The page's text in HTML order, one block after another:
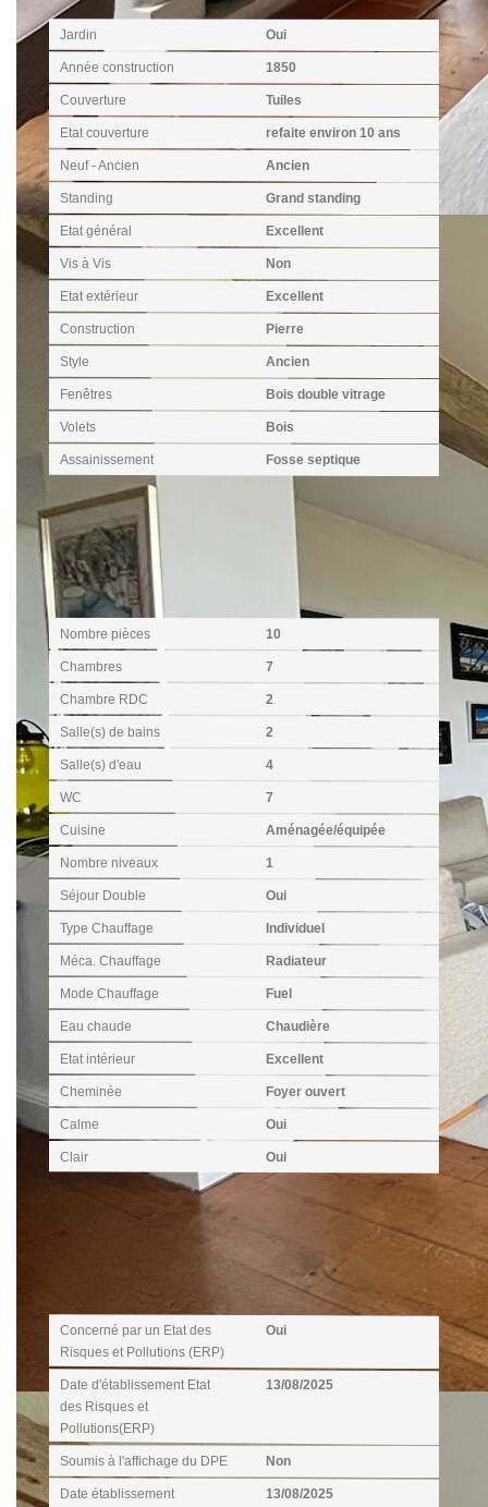
Jardin Oui
Année construction 1850
Couverture Tuiles
Etat couverture refaite environ 10 ans
Neuf - Ancien Ancien
Standing Grand standing
Etat général Excellent
Vis à Vis Non
Etat extérieur Excellent
Construction Pierre
Style Ancien
Fenêtres Bois double vitrage
Volets Bois
Assainissement Fosse septique
Intérieur
Nombre pièces 10
Chambres 7
Chambre RDC 2
Salle(s) de bains 2
Salle(s) d'eau 4
WC 7
Cuisine Aménagée/équipée
Nombre niveaux 1
Séjour Double Oui
Type Chauffage Individuel
Méca. Chauffage Radiateur
Mode Chauffage Fuel
Eau chaude Chaudière
Etat intérieur Excellent
Cheminée Foyer ouvert
Calme Oui
Clair Oui
Concerné par un Etat des
Risques et Pollutions (ERP)
Oui
Date d'établissement Etat
des Risques et
Pollutions(ERP)
13/08/2025
Soumis à l'affichage du DPE Non
Date établissement
13/08/2025